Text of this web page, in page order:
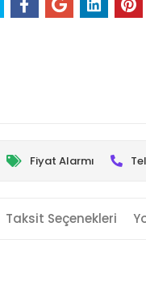
Fiyat Alarmı
Taksit Seçenekleri